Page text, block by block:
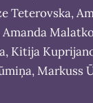
Teterovska,
Amanda
Kitija
Markuss